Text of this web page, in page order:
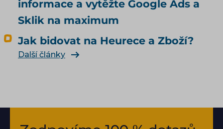
informace a vytěžte Google Ads a
Sklik na maximum
Jak bidovat na Heurece a Zboží?
Další články